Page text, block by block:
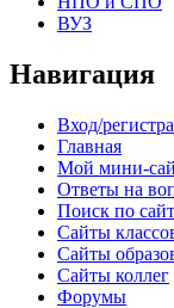
ВУЗ
Навигация
Вход/
Главная
Мой мини-
Ответы на
Поиск по
Сайты
Сайты
Сайты коллег
Форумы